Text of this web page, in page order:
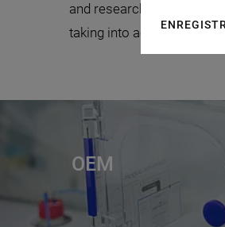
and researchers that
taking into account the
OEM